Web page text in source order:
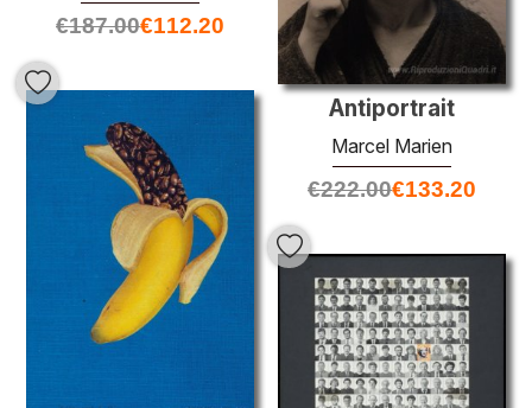
€187.00€112.20
Antiportrait
Marcel Marien
€222.00€133.20